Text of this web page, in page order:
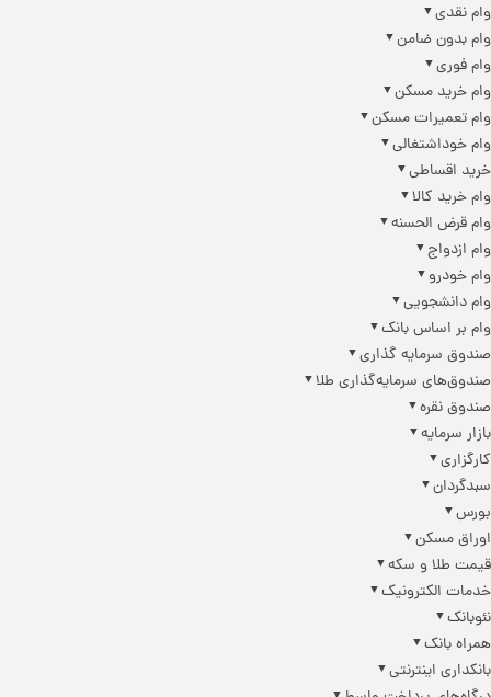
وام نقدی
وام بدون ضامن
وام فوری
وام خرید مسکن
وام تعمیرات مسکن
وام خوداشتغالی
خرید اقساطی
وام خرید کالا
وام قرض الحسنه
وام ازدواج
وام خودرو
وام دانشجویی
وام بر اساس بانک
صندوق سرمایه گذاری
صندوق‌های سرمایه‌گذاری طلا
صندوق نقره
بازار سرمایه
کارگزاری
سبدگردان
بورس
اوراق مسکن
قیمت طلا و سکه
خدمات الکترونیک
نئوبانک
همراه بانک
بانکداری اینترنتی